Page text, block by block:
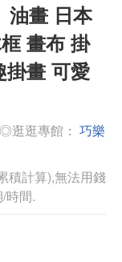
油畫 日本
畫布 掛
掛畫 可愛
◎逛逛專館： 巧樂
積計算),無法用錢
時間.